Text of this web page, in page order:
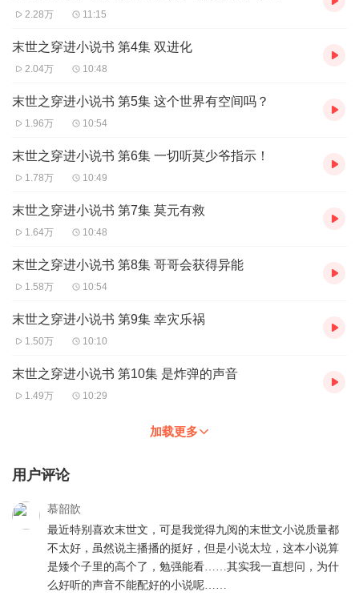
2.版权归九阅小说所有，严禁翻录成任何形式，严禁在任何第三方平
台传播，违者将追究其法律责任。
2.28万 11:15
末世之穿进小说书 第4集 双进化
2.04万 10:48
末世之穿进小说书 第5集 这个世界有空间吗？
1.96万 10:54
末世之穿进小说书 第6集 一切听莫少爷指示！
1.78万 10:49
末世之穿进小说书 第7集 莫元有救
1.64万 10:48
末世之穿进小说书 第8集 哥哥会获得异能
1.58万 10:54
末世之穿进小说书 第9集 幸灾乐祸
1.50万 10:10
末世之穿进小说书 第10集 是炸弹的声音
1.49万 10:29
加载更多
用户评论
慕韶歆
最近特别喜欢末世文，可是我觉得九阅的末世文小说质量都
不太好，虽然说主播播的挺好，但是小说太垃，这本小说算
是矮个子里的高个了，勉强能看……其实我一直想问，为什
么好听的声音不能配好的小说呢……